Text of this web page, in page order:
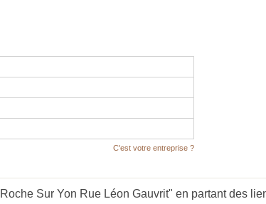
C'est votre entreprise ?
Sur Yon Rue Léon Gauvrit" en partant des